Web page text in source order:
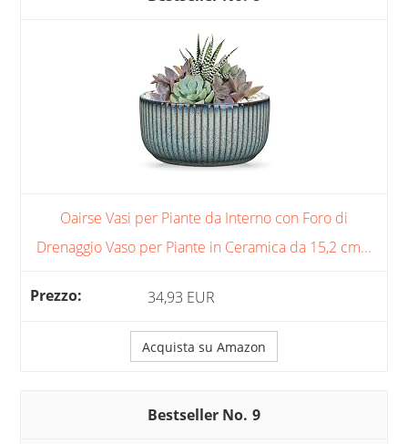
Oairse Vasi per Piante da Interno con Foro di
Drenaggio Vaso per Piante in Ceramica da 15,2 cm...
34,93 EUR
Acquista su Amazon
9